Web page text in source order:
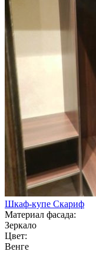
Шкаф-купе Скариф
Материал фасада:
Зеркало
Цвет:
Венге